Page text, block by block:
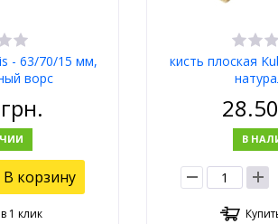
- 63/70/15 мм,
ворс
грн.
В корзину
1 клик
кисть плоская
28.50
В